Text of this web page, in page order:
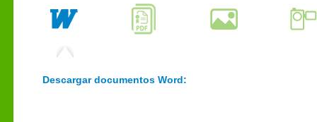
Descargar documentos Word: